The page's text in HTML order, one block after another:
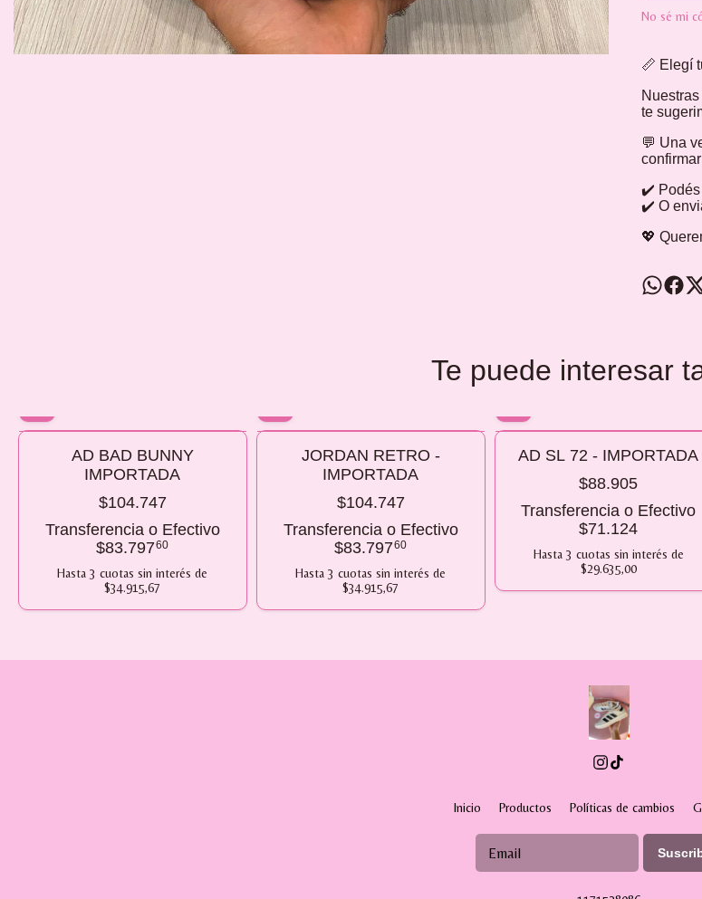
No sé mi
📏 Elegí
te
💬 Una
✔️ Podés
✔️ O
💖
Te puede interesar
COMPRANDO 2 O MÁS
AD BAD BUNNY
IMPORTADA
$104.747
Transferencia o Efectivo
$83.79760
Hasta3 cuotas sin interésde
$34.915,67
COMPRANDO 2 O MÁS
JORDAN RETRO -
IMPORTADA
$104.747
Transferencia o Efectivo
$83.79760
Hasta3 cuotas sin interésde
$34.915,67
COMPRANDO 2 O MÁS
AD SL 72 - IMPORTADA
$88.905
Transferencia o Efectivo
$71.124
Hasta 3 cuotas sin interés de
$29.635,00
Inicio Productos Políticas de cambios